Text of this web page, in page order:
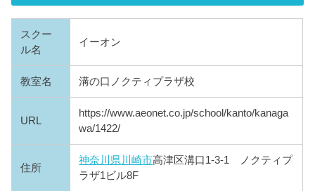
スクー
ル名
イーオン
教室名 溝の口ノクティプラザ校
URL
https://www.aeonet.co.jp/school/kanto/kanaga
wa/1422/
住所
神奈川県 川崎市高津区溝口1-3-1 ノクティプ
ラザ1ビル8F